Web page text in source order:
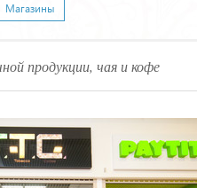
Магазины
продукции, чая и кофе